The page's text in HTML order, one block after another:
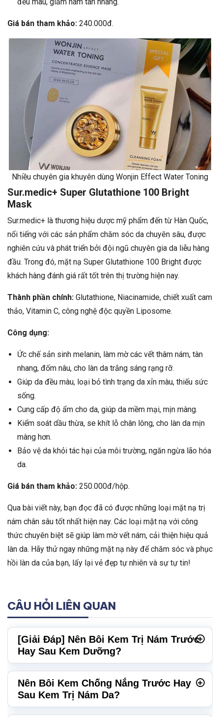
Giá bán tham khảo: 240.000đ.
Nhiều chuyên gia khuyên dùng Wonjin Effect Water Toning
Sur.medic+ Super Glutathione 100 Bright
Mask
Sur.medic+ là thương hiệu dược mỹ phẩm đến từ Hàn Quốc,
nổi tiếng với các sản phẩm chăm sóc da chuyên sâu, được
nghiên cứu và phát triển bởi đội ngũ chuyên gia da liễu hàng
đầu. Trong đó, mặt nạ Super Glutathione 100 Bright được
khách hàng đánh giá rất tốt trên thị trường hiện nay.
Thành phần chính: Glutathione, Niacinamide, chiết xuất cam
thảo, Vitamin C, công nghệ độc quyền Liposome.
Công dụng:
Ức chế sản sinh melanin, làm mờ các vết thâm nám, tàn
nhang, đốm nâu, cho làn da trắng sáng rạng rỡ.
Giúp da đều màu, loại bỏ tình trạng da xỉn màu, thiếu sức
sống.
Cung cấp độ ẩm cho da, giúp da mềm mại, mịn màng.
Kiểm soát dầu thừa, se khít lỗ chân lông, cho làn da mịn
màng hơn.
Bảo vệ da khỏi tác hại của môi trường, ngăn ngừa lão hóa
da.
Giá bán tham khảo: 250.000đ/hộp.
Qua bài viết này, bạn đọc đã có được những loại mặt nạ trị
nám chân sâu tốt nhất hiện nay. Các loại mặt nạ với công
thức chuyên biệt sẽ giúp làm mờ vết nám, cải thiện hiệu quả
làn da. Hãy thử ngay những mặt nạ này để chăm sóc và phục
hồi làn da của bạn, lấy lại vẻ đẹp tự nhiên và sự tự tin!
CÂU HỎI LIÊN QUAN
[Giải Đáp] Nên Bôi Kem Trị Nám Trước
Hay Sau Kem Dưỡng?
Nên Bôi Kem Chống Nắng Trước Hay
Sau Kem Trị Nám Da?